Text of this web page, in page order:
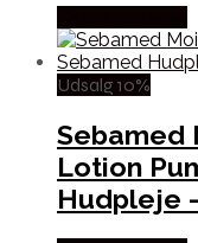
Udsalg 10%
Sebamed
Lotion
Hudpleje